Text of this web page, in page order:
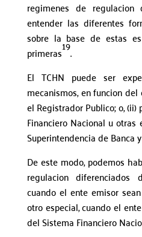
regimenes de
entender las diferentes
sobre la base de estas
primeras19.
El TCHN puede ser
mecanismos, en funcion
el Registrador Publico; o,
Financiero Nacional u
Superintendencia de Banca
De este modo, podemos
regulacion diferenciados
cuando el ente emisor
otro especial, cuando el
del Sistema Financiero